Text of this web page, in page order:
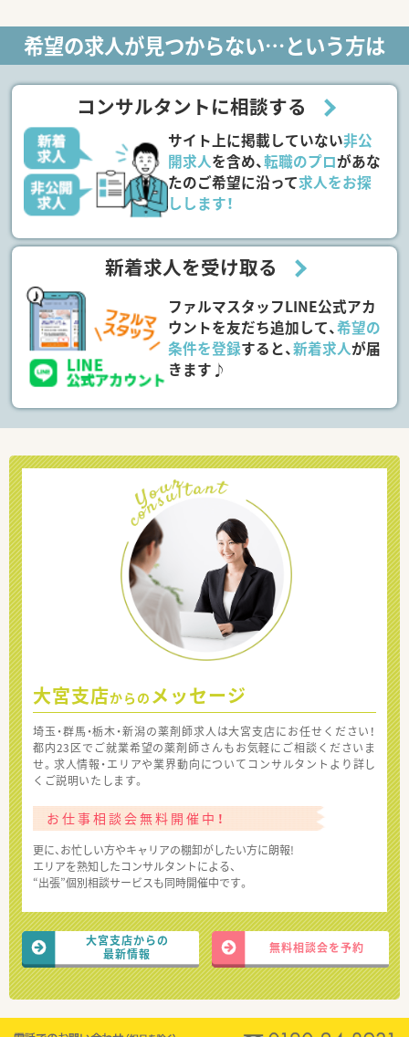
希望の求人が見つからない…という方は
コンサルタントに相談する
サイト上に掲載していない非公
開求人を含め、転職のプロがあな
たのご希望に沿って求人をお探
しします！
新着求人を受け取る
ファルマスタッフLINE公式アカ
ウントを友だち追加して、希望の
条件を登録すると、新着求人が届
きます♪
大宮支店からの メッセージ
埼玉・群馬・栃木・新潟の薬剤師求人は大宮支店にお任せください！
都内23区でご就業希望の薬剤師さんもお気軽にご相談くださいま
せ。求人情報・エリアや業界動向についてコンサルタントより詳し
くご説明いたします。
お仕事相談会無料開催中！
更に、お忙しい方やキャリアの棚卸がしたい方に朗報!
エリアを熟知したコンサルタントによる、
“出張”個別相談サービスも同時開催中です。
大宮支店からの
最新情報
無料相談会を予約